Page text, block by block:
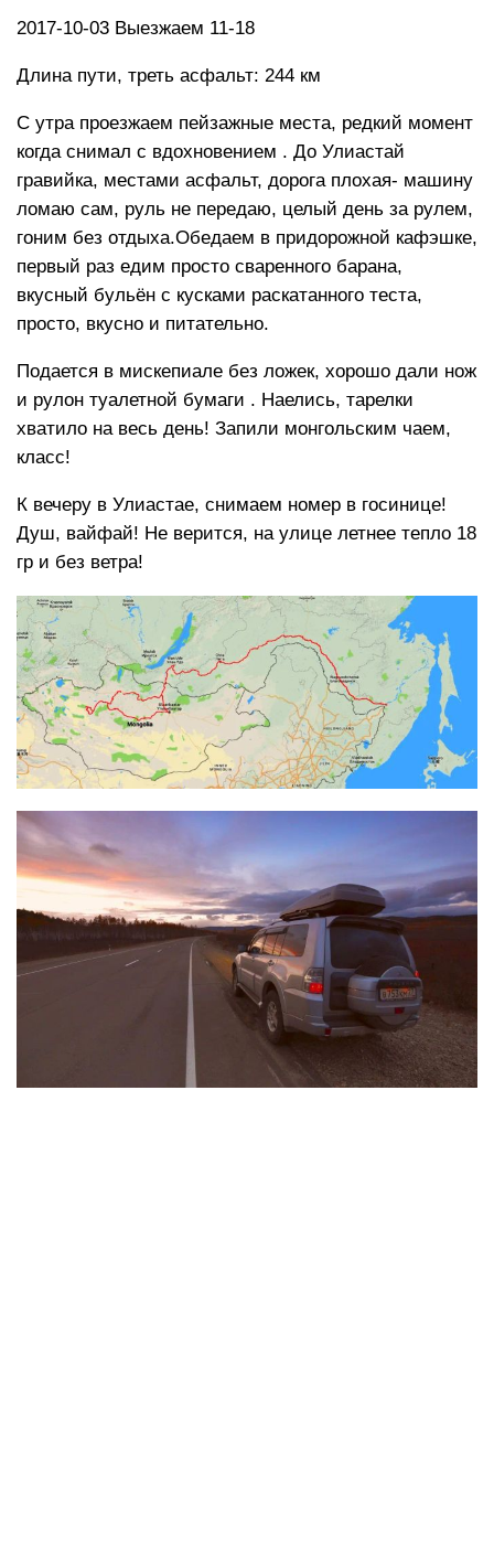
2017-10-03 Выезжаем 11-18
Длина пути, треть асфальт: 244 км
С утра проезжаем пейзажные места, редкий момент
когда снимал с вдохновением . До Улиастай
гравийка, местами асфальт, дорога плохая- машину
ломаю сам, руль не передаю, целый день за рулем,
гоним без отдыха.Обедаем в придорожной кафэшке,
первый раз едим просто сваренного барана,
вкусный бульён с кусками раскатанного теста,
просто, вкусно и питательно.
Подается в мискепиале без ложек, хорошо дали нож
и рулон туалетной бумаги . Наелись, тарелки
хватило на весь день! Запили монгольским чаем,
класс!
К вечеру в Улиастае, снимаем номер в госинице!
Душ, вайфай! Не верится, на улице летнее тепло 18
гр и без ветра!